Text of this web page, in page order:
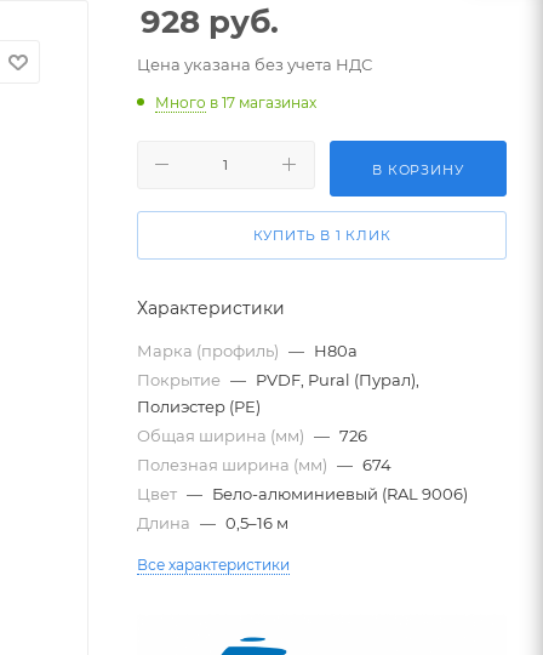
928 руб.
Цена указана без учета НДС
Много в 17 магазинах
В КОРЗИНУ
КУПИТЬ В 1 КЛИК
Характеристики
Марка (профиль) — Н80а
Покрытие — PVDF, Pural (Пурал),
Полиэстер (PE)
Общая ширина (мм) — 726
Полезная ширина (мм) — 674
Цвет — Бело-алюминиевый (RAL 9006)
Длина — 0,5–16 м
Все характеристики